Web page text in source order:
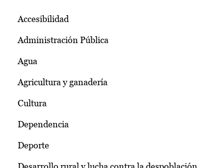
Accesibilidad
Administración Pública
Agua
Agricultura y ganadería
Cultura
Dependencia
Deporte